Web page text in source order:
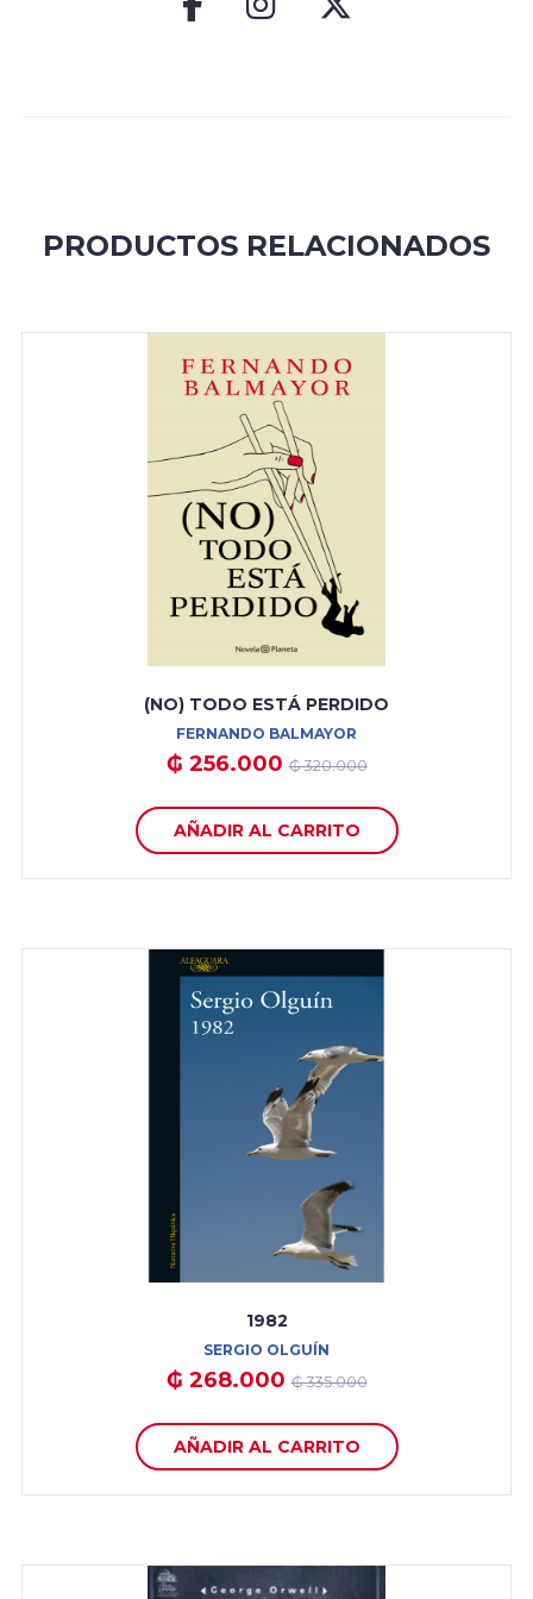
PRODUCTOS RELACIONADOS
(NO) TODO ESTÁ PERDIDO
FERNANDO BALMAYOR
₲ 256.000₲ 320.000
AÑADIR AL CARRITO
1982
SERGIO OLGUÍN
₲ 268.000₲ 335.000
AÑADIR AL CARRITO